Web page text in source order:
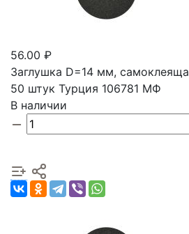
56.00 ₽
Заглушка D=14 мм,
50 штук Турция 106781 МФ
В наличии